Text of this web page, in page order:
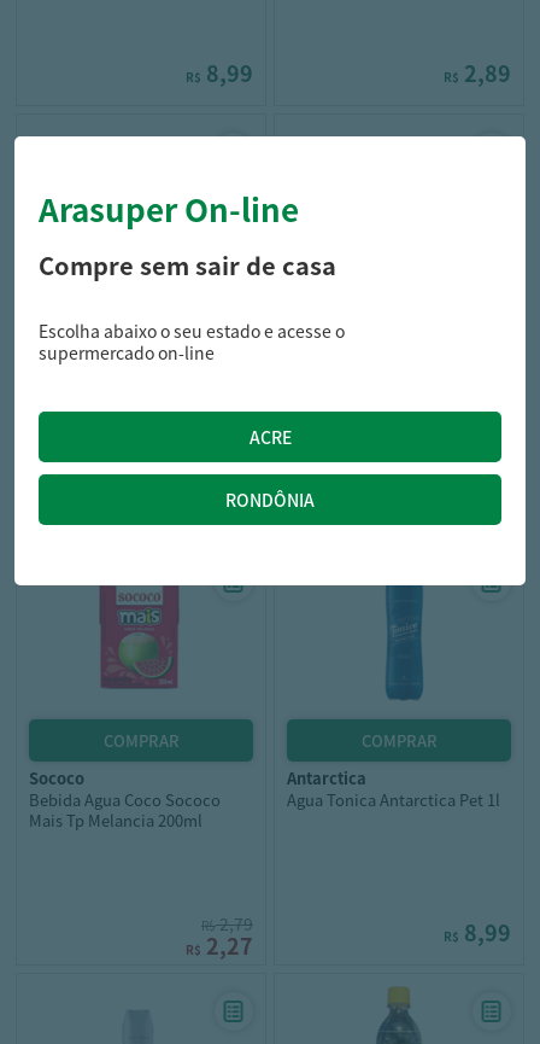
R$ 8,99 R$ 2,89
campo largo
Agua Coco Campo Largo Pet
16,49
sococo
Bebida Agua Coco Sococo
Mais Tp Melancia 200ml
R$2,79
R$ 2,27
antarctica
Agua Tonica Antarctica Pet 1l
R$ 8,99
Arasuper On-line
Compre sem sair de casa
Escolha abaixo o seu estado e acesse o
supermercado on-line